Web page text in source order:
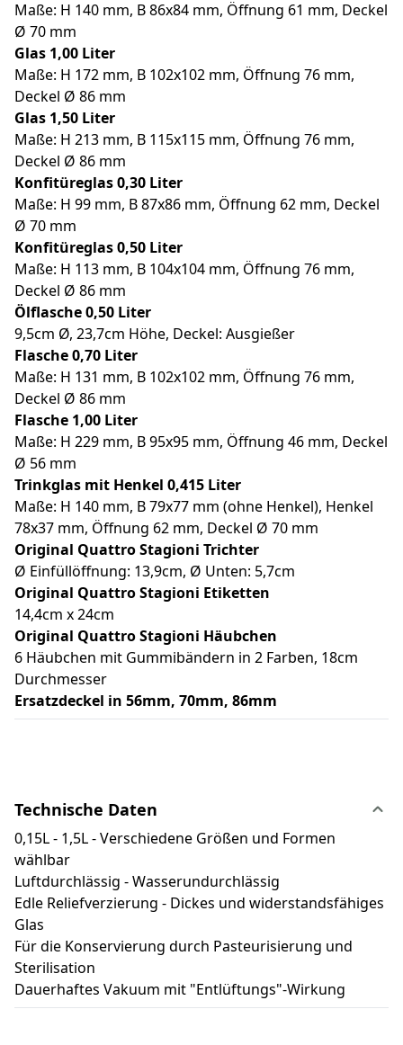
Maße: H 140 mm, B 86x84 mm, Öffnung 61 mm, Deckel
Ø 70 mm
Glas 1,00 Liter
Maße: H 172 mm, B 102x102 mm, Öffnung 76 mm,
Deckel Ø 86 mm
Glas 1,50 Liter
Maße: H 213 mm, B 115x115 mm, Öffnung 76 mm,
Deckel Ø 86 mm
Konfitüreglas 0,30 Liter
Maße: H 99 mm, B 87x86 mm, Öffnung 62 mm, Deckel
Ø 70 mm
Konfitüreglas 0,50 Liter
Maße: H 113 mm, B 104x104 mm, Öffnung 76 mm,
Deckel Ø 86 mm
Ölflasche 0,50 Liter
9,5cm Ø, 23,7cm Höhe, Deckel: Ausgießer
Flasche 0,70 Liter
Maße: H 131 mm, B 102x102 mm, Öffnung 76 mm,
Deckel Ø 86 mm
Flasche 1,00 Liter
Maße: H 229 mm, B 95x95 mm, Öffnung 46 mm, Deckel
Ø 56 mm
Trinkglas mit Henkel 0,415 Liter
Maße: H 140 mm, B 79x77 mm (ohne Henkel), Henkel
78x37 mm, Öffnung 62 mm, Deckel Ø 70 mm
Original Quattro Stagioni Trichter
Ø Einfüllöffnung: 13,9cm, Ø Unten: 5,7cm
Original Quattro Stagioni Etiketten
14,4cm x 24cm
Original Quattro Stagioni Häubchen
6 Häubchen mit Gummibändern in 2 Farben, 18cm
Durchmesser
Ersatzdeckel in 56mm, 70mm, 86mm
Technische Daten
0,15L - 1,5L - Verschiedene Größen und Formen
wählbar
Luftdurchlässig - Wasserundurchlässig
Edle Reliefverzierung - Dickes und widerstandsfähiges
Glas
Für die Konservierung durch Pasteurisierung und
Sterilisation
Dauerhaftes Vakuum mit "Entlüftungs"-Wirkung